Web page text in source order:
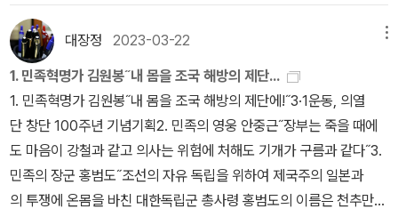
오면 고즈넉합니다. 같은 서울이어도 어느 하늘을 이느냐에 따라 삶·
살림이 확 달라서, 숲·사랑을 이 서울에서도 누리고 나눌 만합니다.
〈날일달월〉로 걸어가면서 “여기는 다른 서울이로구나” 하고 느낍니
다. 저는 깡똥바지입니다. 오늘은 올해 처음으로 민소매 아닌 깡똥소
매를 걸쳤습니다. 찬바람이 매섭지 않느냐고들 하지만, 저는 늘 해바
람별을 바라볼 뿐입니다. 마음에 없는 소리를 해야 할 적에는 갑갑합
니다. 마음에 있는 노래를 부를 적에는 홀가분합니다. 빵빵대는 쇳소
리에 갇혀야 할 적에는 슬픕니다. 시냇물 흐르는 소리에 풀벌레가 베
을 살아왔지만 나 역시 이제는 기력이 쇠함을 느낀다. 그러나 김종
훈 기자는 젊다.그래서 나는 우리에게 미래가 있음을 느낀다. 김종
훈 기자의 말처럼 약산의 길을 따라가다 보면 만날 수 있을 것이다.
- 김태영 박사(약산 김원봉 장군의 생질)
대장정 2023-03-22
1. 민족혁명가 김원봉˝내 몸을 조국 해방의 제단...
1. 민족혁명가 김원봉˝내 몸을 조국 해방의 제단에!˝3·1운동, 의열
단 창단 100주년 기념기획2. 민족의 영웅 안중근˝장부는 죽을 때에
도 마음이 강철과 같고 의사는 위험에 처해도 기개가 구름과 같다˝3.
민족의 장군 홍범도˝조선의 자유 독립을 위하여 제국주의 일본과
의 투쟁에 온몸을 바친 대한독립군 총사령 홍범도의 이름은 천추만대